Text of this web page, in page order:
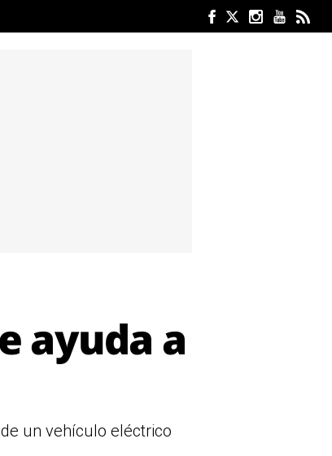
ayuda a
un vehículo eléctrico